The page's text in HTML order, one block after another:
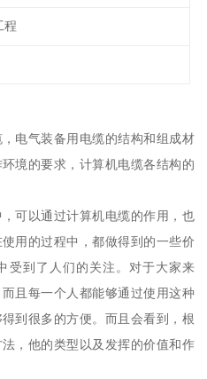
程
电气装备用电缆的结构和组成材
境的要求，计算机电缆各结构的
可以通过计算机电缆的作用，也
用的过程中，都做得到的一些价
受到了人们的关注。对于大家来
且每一个人都能够通过使用这种
到很多的方便。而且会看到，根
，他的类型以及发挥的价值和作